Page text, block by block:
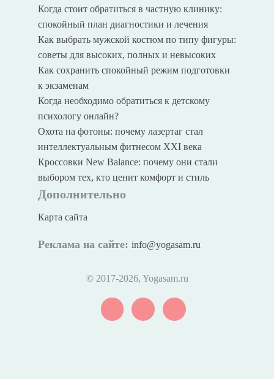
Когда стоит обратиться в частную клинику:
спокойный план диагностики и лечения
Как выбрать мужской костюм по типу фигуры:
советы для высоких, полных и невысоких
Как сохранить спокойный режим подготовки
к экзаменам
Когда необходимо обратиться к детскому
психологу онлайн?
Охота на фотоны: почему лазертаг стал
интеллектуальным фитнесом XXI века
Кроссовки New Balance: почему они стали
выбором тех, кто ценит комфорт и стиль
Дополнительно
Карта сайта
Реклама на сайте: info@yogasam.ru
© 2017-2026, Yogasam.ru